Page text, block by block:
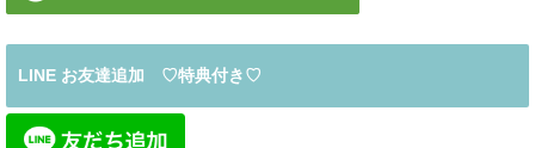
LINE お友達追加 ♡特典付き♡